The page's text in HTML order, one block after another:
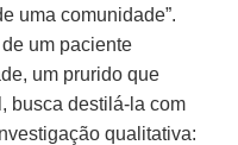
uma comunidade”.
um paciente
um prurido que
busca destilá-la com
qualitativa: